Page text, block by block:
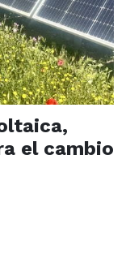
el cambio